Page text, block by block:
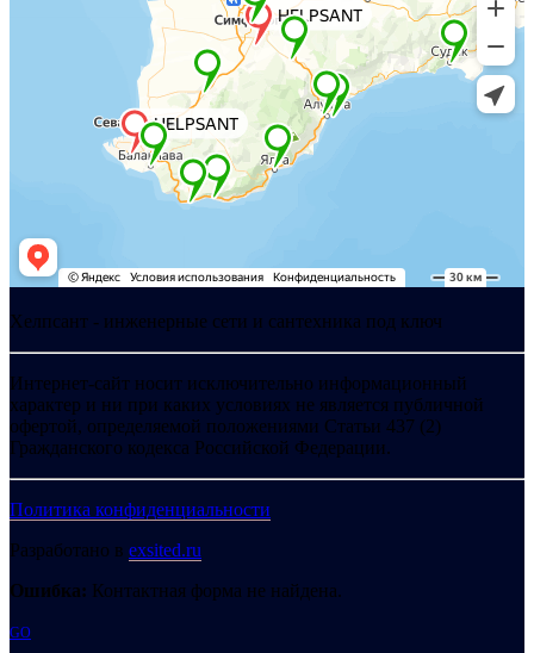
Хелпсант - инженерные сети и сантехника под ключ
Интернет-сайт носит исключительно информационный
характер и ни при каких условиях не является публичной
офертой, определяемой положениями Статьи 437 (2)
Гражданского кодекса Российской Федерации.
Политика конфиденциальности
Разработано в exsited.ru
Ошибка: Контактная форма не найдена.
GO